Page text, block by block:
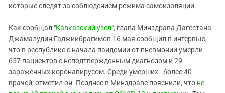
Ставропольский край
Южная Осетия
Южный Кавказ
которые следят за соблюдением режима самоизоляции.
Как сообщал "Кавказский узел", глава Минздрава Дагестана
Джамалудин Гаджиибрагимов 16 мая сообщил в интервью,
что в республике с начала пандемии от пневмонии умерли
657 пациентов с неподтвержденным диагнозом и 29
зараженных коронавирусом. Среди умерших - более 40
врачей, отметил он. Позднее в Минздраве пояснили, что не